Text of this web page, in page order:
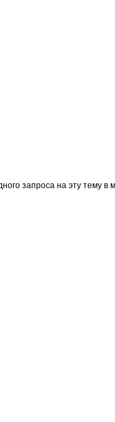
запроса на эту